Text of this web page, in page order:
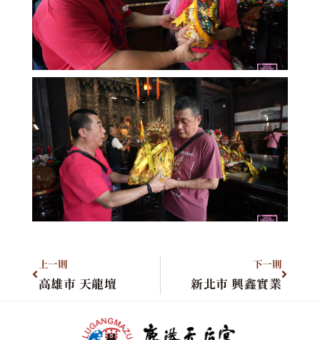
上一則
高雄市 天龍壇
下一則
新北市 興鑫實業